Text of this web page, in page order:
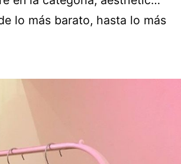
lo más barato, hasta lo más